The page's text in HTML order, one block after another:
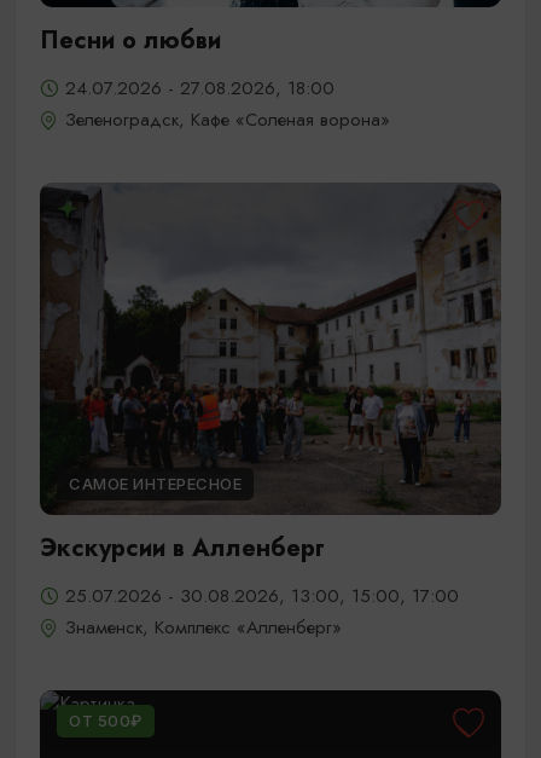
Песни о любви
24.07.2026 - 27.08.2026, 18:00
Зеленоградск, Кафе «Соленая ворона»
САМОЕ ИНТЕРЕСНОЕ
Экскурсии в Алленберг
25.07.2026 - 30.08.2026, 13:00, 15:00, 17:00
Знаменск, Комплекс «Алленберг»
ОТ 500₽